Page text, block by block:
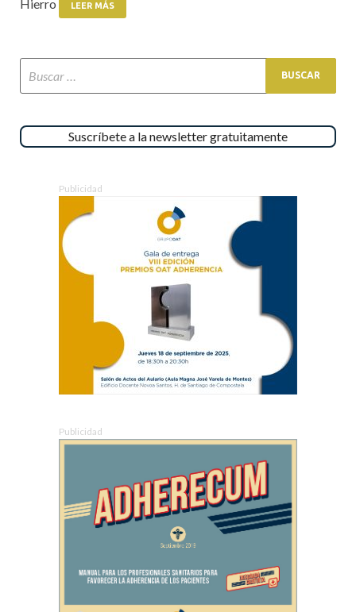
Hierro
LEER MÁS
Suscríbete a la newsletter gratuitamente
Publicidad
Publicidad